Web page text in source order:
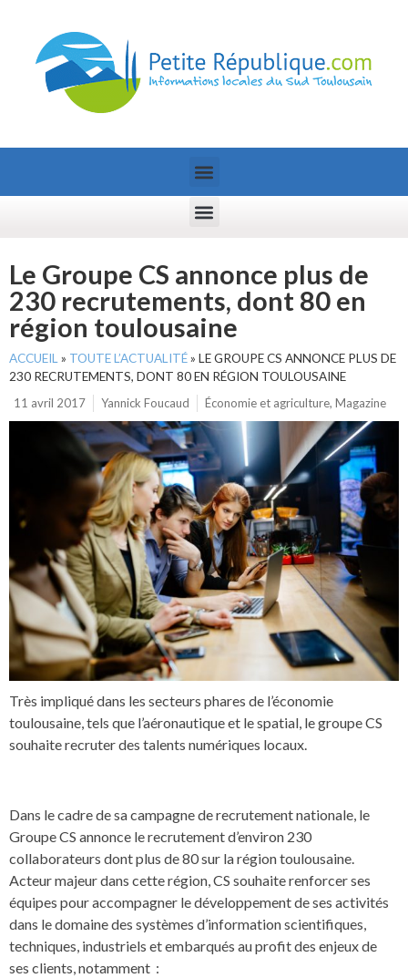
Le Groupe CS annonce plus de
230 recrutements, dont 80 en
région toulousaine
ACCUEIL » TOUTE L’ACTUALITÉ» LE GROUPE CS ANNONCE PLUS DE
230 RECRUTEMENTS, DONT 80 EN RÉGION TOULOUSAINE
11 avril 2017
Yannick Foucaud Économie et agriculture, Magazine
Très impliqué dans les secteurs phares de l’économie
toulousaine, tels que l’aéronautique et le spatial, le groupe CS
souhaite recruter des talents numériques locaux.
Dans le cadre de sa campagne de recrutement nationale, le
Groupe CS annonce le recrutement d’environ 230
collaborateurs dont plus de 80 sur la région toulousaine.
Acteur majeur dans cette région, CS souhaite renforcer ses
équipes pour accompagner le développement de ses activités
dans le domaine des systèmes d’information scientifiques,
techniques, industriels et embarqués au profit des enjeux de
ses clients, notamment :